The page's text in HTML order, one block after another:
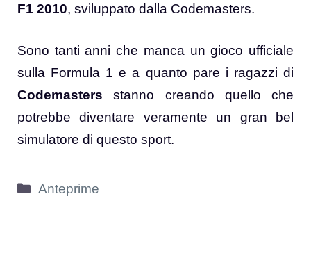
F1 2010, sviluppato dalla Codemasters.
Sono tanti anni che manca un gioco ufficiale
sulla Formula 1 e a quanto pare i ragazzi di
Codemasters stanno creando quello che
potrebbe diventare veramente un gran bel
simulatore di questo sport.
Categorie
Anteprime